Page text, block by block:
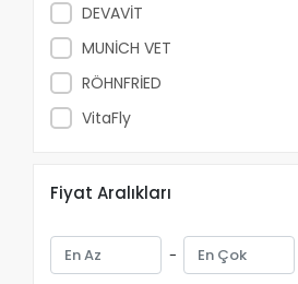
DEVAVİT
MUNİCH VET
RÖHNFRİED
VitaFly
Fiyat Aralıkları
-